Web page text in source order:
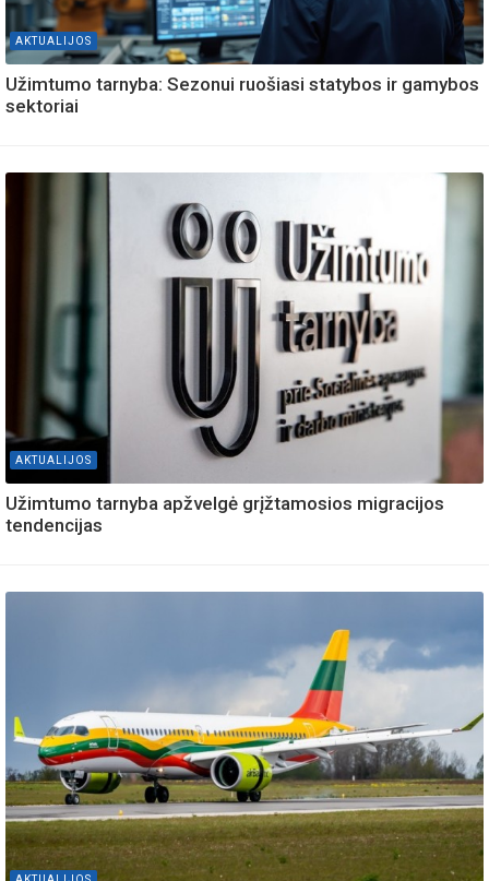
AKTUALIJOS
Užimtumo tarnyba: Sezonui ruošiasi statybos ir gamybos
sektoriai
AKTUALIJOS
Užimtumo tarnyba apžvelgė grįžtamosios migracijos
tendencijas